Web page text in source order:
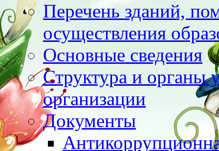
Перечень зданий,
осуществления
Основные сведения
Структура и органы
организации
Документы